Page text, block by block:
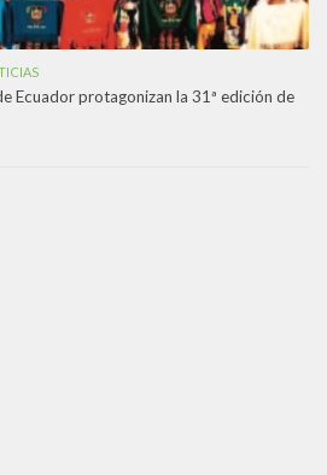
Ecuador protagonizan la 31ª edición de